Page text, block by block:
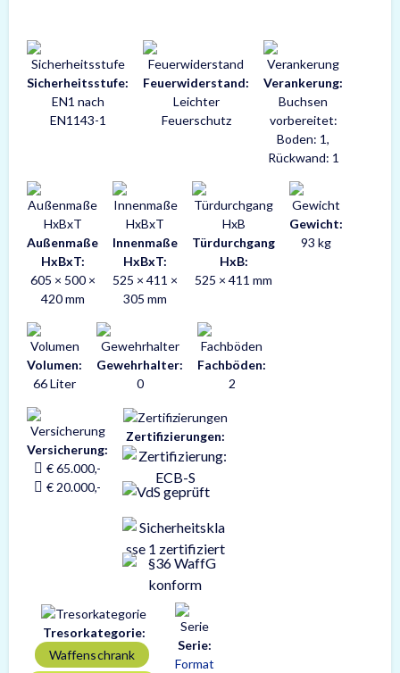
Sicherheitsstufe:
EN1 nach
EN1143-1
Feuerwiderstand:
Leichter
Feuerschutz
Verankerung:
Buchsen
vorbereitet:
Boden: 1,
Rückwand: 1
Außenmaße
HxBxT:
605 × 500 ×
420 mm
Innenmaße
HxBxT:
525 × 411 ×
305 mm
Türdurchgang
HxB:
525 × 411 mm
Gewicht:
93 kg
Volumen:
66 Liter
Gewehrhalter:
0
Fachböden:
2
Versicherung:
€ 65.000,-
€ 20.000,-
Zertifizierungen:
Tresorkategorie:
Waffenschrank
Serie:
Format